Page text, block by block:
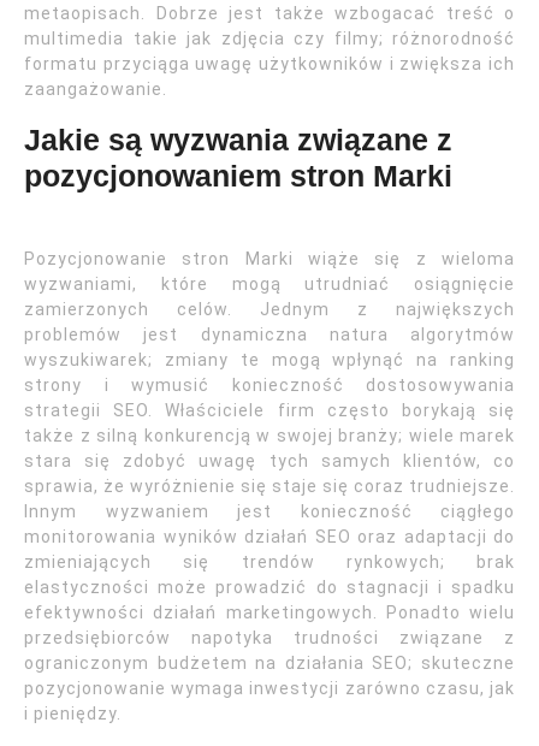
metaopisach. Dobrze jest także wzbogacać treść o
multimedia takie jak zdjęcia czy filmy; różnorodność
formatu przyciąga uwagę użytkowników i zwiększa ich
zaangażowanie.
Jakie są wyzwania związane z
pozycjonowaniem stron Marki
Pozycjonowanie stron Marki wiąże się z wieloma
wyzwaniami, które mogą utrudniać osiągnięcie
zamierzonych celów. Jednym z największych
problemów jest dynamiczna natura algorytmów
wyszukiwarek; zmiany te mogą wpłynąć na ranking
strony i wymusić konieczność dostosowywania
strategii SEO. Właściciele firm często borykają się
także z silną konkurencją w swojej branży; wiele marek
stara się zdobyć uwagę tych samych klientów, co
sprawia, że wyróżnienie się staje się coraz trudniejsze.
Innym wyzwaniem jest konieczność ciągłego
monitorowania wyników działań SEO oraz adaptacji do
zmieniających się trendów rynkowych; brak
elastyczności może prowadzić do stagnacji i spadku
efektywności działań marketingowych. Ponadto wielu
przedsiębiorców napotyka trudności związane z
ograniczonym budżetem na działania SEO; skuteczne
pozycjonowanie wymaga inwestycji zarówno czasu, jak
i pieniędzy.